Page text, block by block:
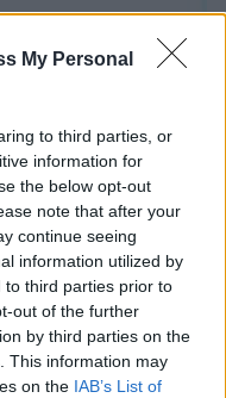
My Personal
to third parties, or
information for
the below opt-out
note that after your
continue seeing
information utilized by
to third parties prior to
out of the further
by third parties on the
This information may
on the IAB’s List of
για το
Όλα τα ονόματα